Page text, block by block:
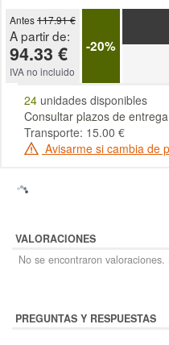
Antes117.91 €
A partir de:
94.33 €
IVA no incluido
-20%
24 unidades disponibles
Consultar plazos de entrega
Transporte: 15.00 €
Avisarme si cambia de
VALORACIONES
No se encontraron
PREGUNTAS Y RESPUESTAS